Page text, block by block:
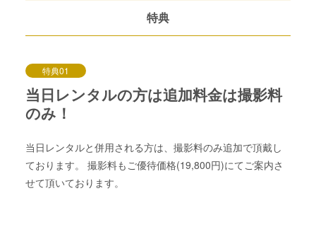
特典
特典01
当日レンタルの方は追加料金は撮影料
のみ！
当日レンタルと併用される方は、撮影料のみ追加で頂戴し
ております。 撮影料もご優待価格(19,800円)にてご案内さ
せて頂いております。